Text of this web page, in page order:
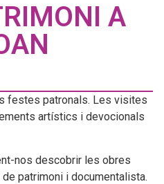
A
festes patronals. Les visites
artístics i devocionals
nos descobrir les obres
patrimoni i documentalista.